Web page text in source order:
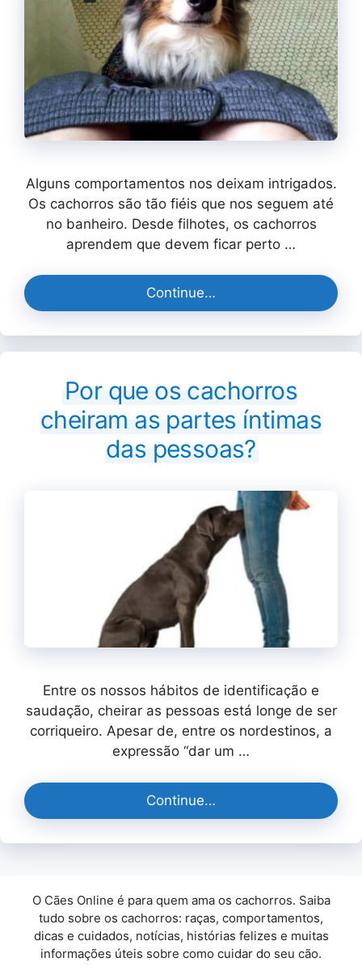
Alguns comportamentos nos deixam intrigados.
Os cachorros são tão fiéis que nos seguem até
no banheiro. Desde filhotes, os cachorros
aprendem que devem ficar perto …
Continue…
Por que os cachorros
cheiram as partes íntimas
das pessoas?
Entre os nossos hábitos de identificação e
saudação, cheirar as pessoas está longe de ser
corriqueiro. Apesar de, entre os nordestinos, a
expressão “dar um …
Continue…
O Cães Online é para quem ama os cachorros. Saiba
tudo sobre os cachorros: raças, comportamentos,
dicas e cuidados, notícias, histórias felizes e muitas
informações úteis sobre como cuidar do seu cão.